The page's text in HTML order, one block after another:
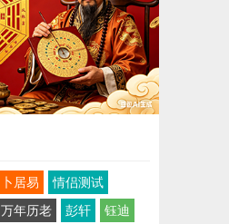
卜居易
情侣测试
万年历老 彭轩
钰迪